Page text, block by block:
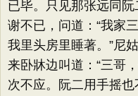
已毕。只见那张远同
谢不已，问道：“我家
我里头房里睡著。”尼
来卧牀边叫道：“三哥
次不应。阮二用手摇